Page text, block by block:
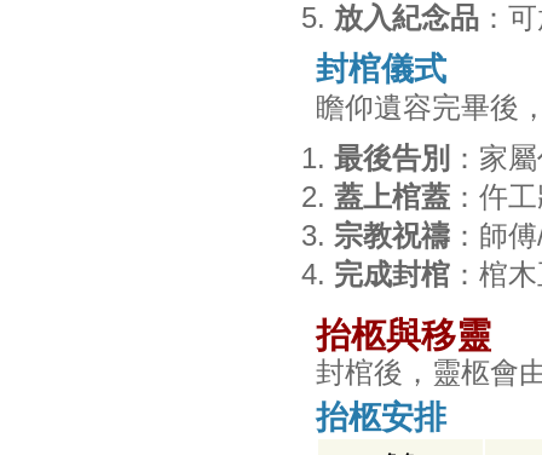
放入紀念品 ：
封棺儀式
瞻仰遺容完畢後
最後告別 ：家
蓋上棺蓋 ：仵
宗教祝禱 ：師
完成封棺 ：棺
抬柩與移靈
封棺後，靈柩會
抬柩安排